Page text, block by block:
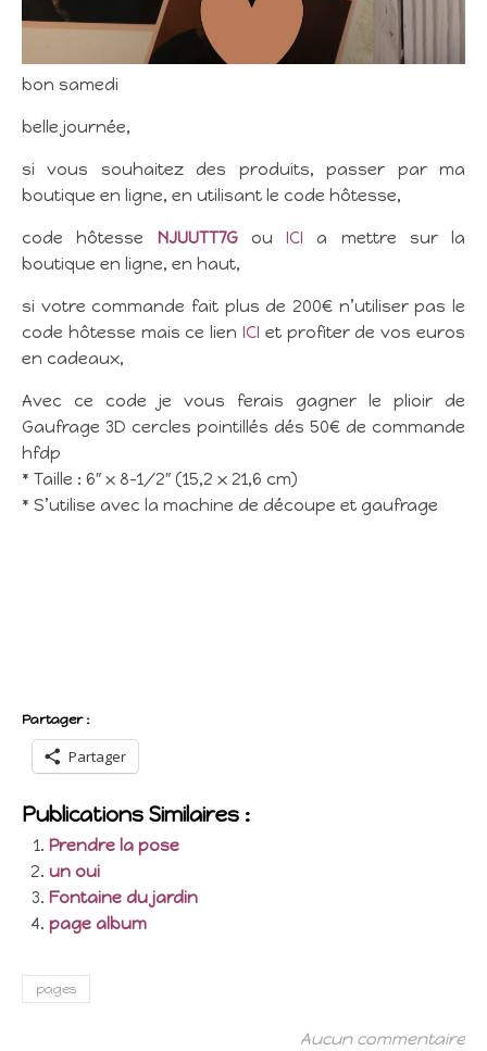
bon samedi
belle journée,
si vous souhaitez des produits, passer par ma
boutique en ligne, en utilisant le code hôtesse,
code hôtesse NJUUTT7G ou ICI a mettre sur la
boutique en ligne, en haut,
si votre commande fait plus de 200€ n’utiliser pas le
code hôtesse mais ce lien ICI et profiter de vos euros
en cadeaux,
Avec ce code je vous ferais gagner le plioir de
Gaufrage 3D cercles pointillés dés 50€ de commande
hfdp
* Taille : 6″ x 8-1/2″ (15,2 x 21,6 cm)
* S’utilise avec la machine de découpe et gaufrage
Partager :
Partager
Publications Similaires :
Prendre la pose
un oui
Fontaine du jardin
page album
pages
Aucun commentaire